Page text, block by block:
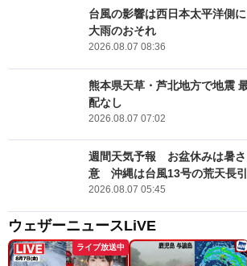
台風の影響は西日本太平洋側
大雨のおそれ
2026.08.07 08:36
熊本県天草・芦北地方で地震
配なし
2026.08.07 07:02
週間天気予報 お盆休みは暑
意 沖縄は台風13号の荒天長
2026.08.07 05:45
ウェザーニュースLiVE
ライブ放送中